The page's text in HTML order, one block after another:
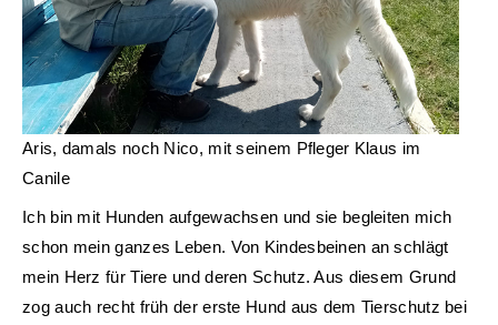
Aris, damals noch Nico, mit seinem Pfleger Klaus im
Canile
Ich bin mit Hunden aufgewachsen und sie begleiten mich
schon mein ganzes Leben. Von Kindesbeinen an schlägt
mein Herz für Tiere und deren Schutz. Aus diesem Grund
zog auch recht früh der erste Hund aus dem Tierschutz bei